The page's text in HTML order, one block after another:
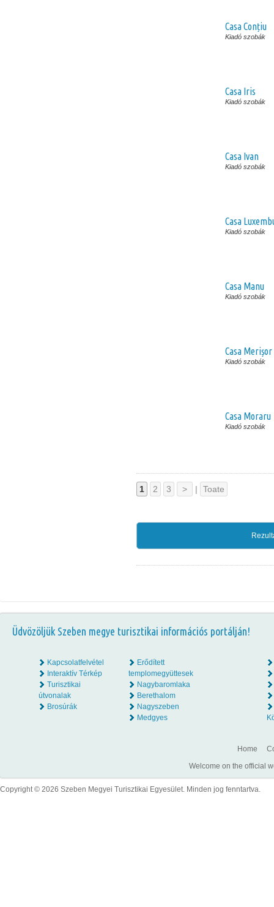
Casa Conțiu
Kiadó szobák
Casa Iris
Kiadó szobák
Casa Ivan
Kiadó szobák
Casa
Kiadó szobák
Casa Manu
Kiadó szobák
Casa Merișor
Kiadó szobák
Casa Moraru
Kiadó szobák
1 2 3 > | Toate
Üdvözöljük Szeben megye turisztikai információs portálján!
Kapcsolatfelvétel
Interaktív Térkép
Turisztikai
útvonalak
Brosúrák
Erődített
templomegyüttesek
Nagybaromlaka
Berethalom
Nagyszeben
Medgyes
Home
Welcome on the official
Copyright © 2026 Szeben Megyei Turisztikai Egyesület. Minden jog fenntartva.